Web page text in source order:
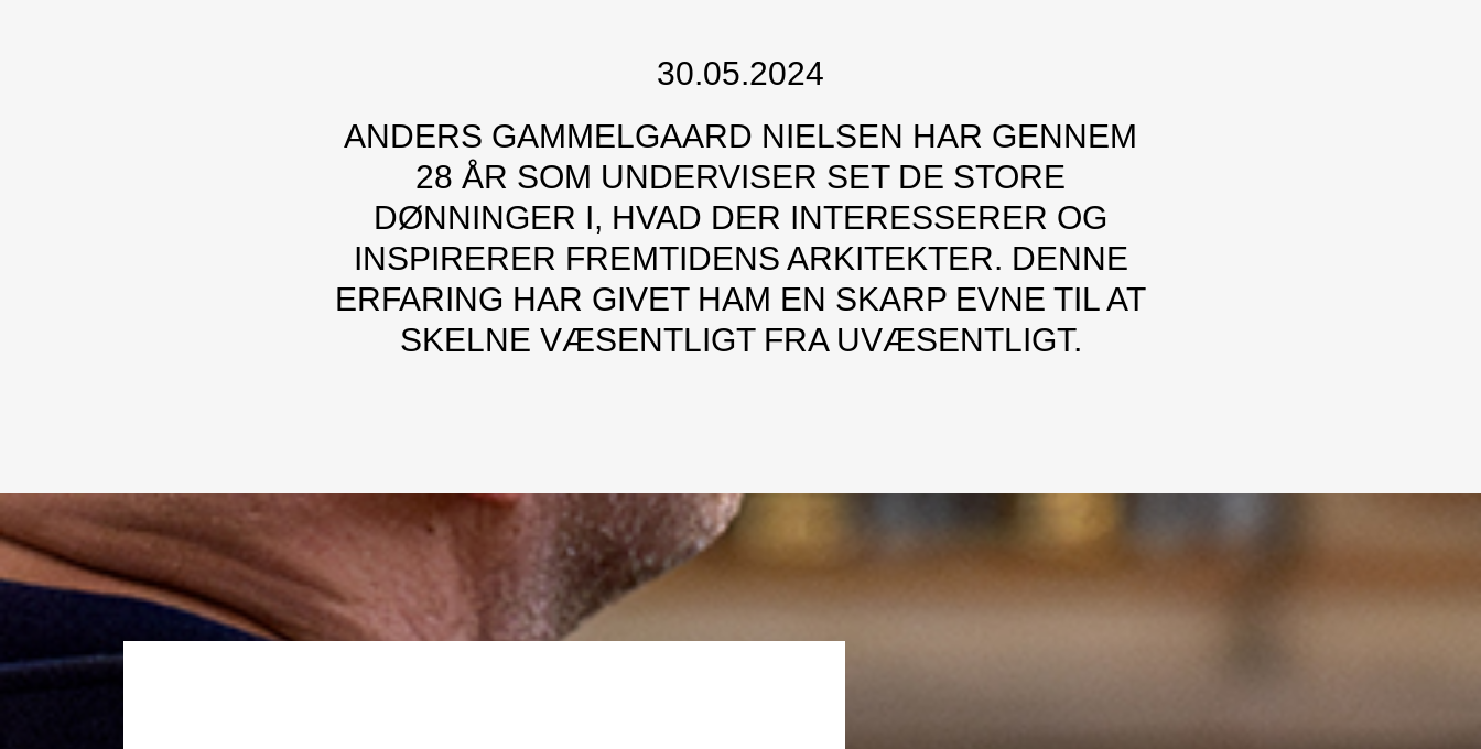
30.05.2024
ANDERS GAMMELGAARD NIELSEN HAR GENNEM
28 ÅR SOM UNDERVISER SET DE STORE
DØNNINGER I, HVAD DER INTERESSERER OG
INSPIRERER FREMTIDENS ARKITEKTER. DENNE
ERFARING HAR GIVET HAM EN SKARP EVNE TIL AT
SKELNE VÆSENTLIGT FRA UVÆSENTLIGT.